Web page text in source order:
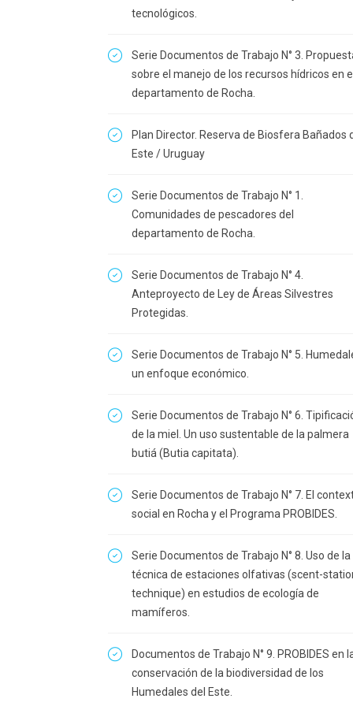
tecnológicos.
Serie Documentos de Trabajo N° 3.
sobre el manejo de los recursos hídricos en el
departamento de Rocha.
Plan Director. Reserva de Biosfera Bañados
Este / Uruguay
Serie Documentos de Trabajo N° 1.
Comunidades de pescadores del
departamento de Rocha.
Serie Documentos de Trabajo N° 4.
Anteproyecto de Ley de Áreas Silvestres
Protegidas.
Serie Documentos de Trabajo N° 5.
un enfoque económico.
Serie Documentos de Trabajo N° 6.
de la miel. Un uso sustentable de la palmera
butiá (Butia capitata).
Serie Documentos de Trabajo N° 7. El
social en Rocha y el Programa PROBIDES.
Serie Documentos de Trabajo N° 8. Uso de la
técnica de estaciones olfativas (scent-
technique) en estudios de ecología de
mamíferos.
Documentos de Trabajo N° 9. PROBIDES en
conservación de la biodiversidad de los
Humedales del Este.